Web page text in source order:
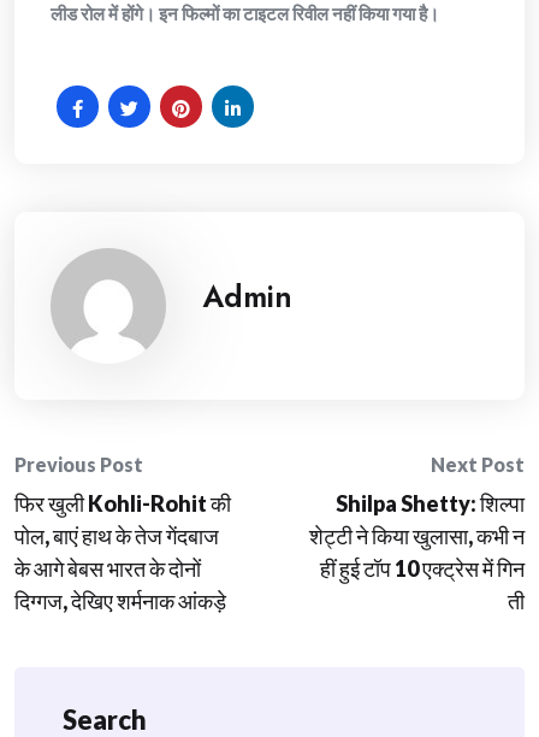
लीड रोल में होंगे। इन फिल्मों का टाइटल रिवील नहीं किया गया है।
Admin
Post
navigation
Previous Post
फिर खुली Kohli-Rohit की
पोल, बाएं हाथ के तेज गेंदबाज
के आगे बेबस भारत के दोनों
दिग्गज, देखिए शर्मनाक आंकड़े
Next Post
Shilpa Shetty: शिल्पा
शेट्टी ने किया खुलासा, कभी न
हीं हुई टॉप 10 एक्ट्रेस में गिन
ती
Search